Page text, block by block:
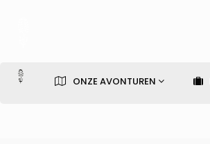
ONZE AVONTUREN